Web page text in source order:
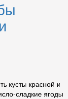
кусты красной и
сладкие ягоды